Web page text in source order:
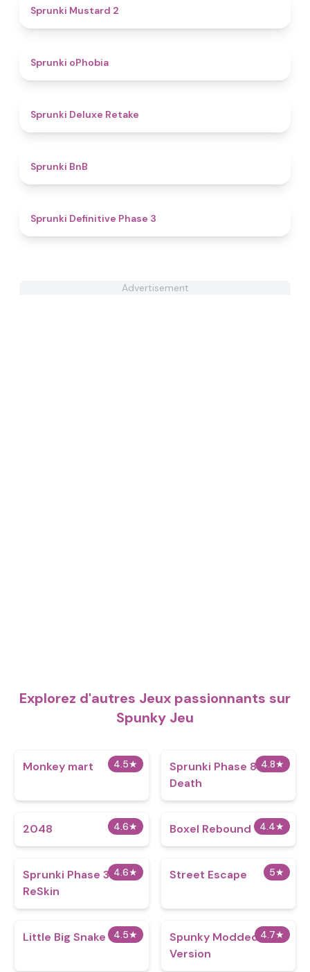
Sprunki Mustard 2
Sprunki oPhobia
Sprunki Deluxe Retake
Sprunki BnB
Sprunki Definitive Phase 3
Advertisement
Explorez d'autres Jeux passionnants sur
Spunky Jeu
4.5★
Monkey mart 4.8★
Sprunki Phase 888
Death
4.6★
2048 4.4★
Boxel Rebound
4.6★
Sprunki Phase 3
ReSkin
5★
Street Escape
4.5★
Little Big Snake 4.7★
Spunky Modded
Version